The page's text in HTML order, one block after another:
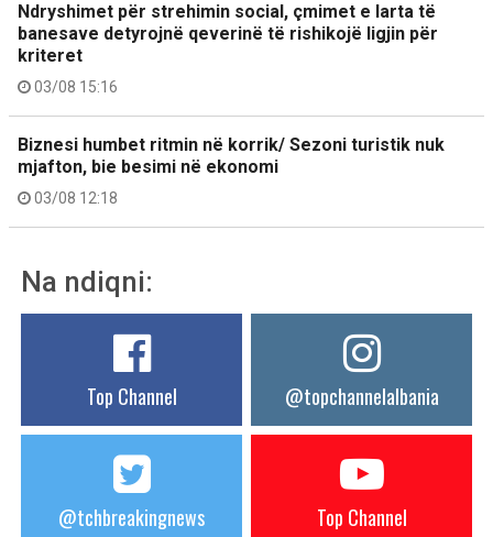
Ndryshimet për strehimin social, çmimet e larta të
banesave detyrojnë qeverinë të rishikojë ligjin për
kriteret
03/08 15:16
Biznesi humbet ritmin në korrik/ Sezoni turistik nuk
mjafton, bie besimi në ekonomi
03/08 12:18
Na ndiqni:
Top Channel @topchannelalbania
@tchbreakingnews Top Channel